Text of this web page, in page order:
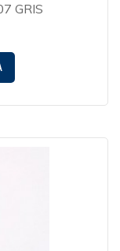
GRIS